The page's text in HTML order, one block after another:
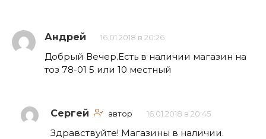
Андрей 16.01.2018 в 20:26
Добрый Вечер.Есть в наличии магазин на
тоз 78-01 5 или 10 местный
Сергей автор 16.01.2018 в 20:45
Здравствуйте! Магазины в наличии.